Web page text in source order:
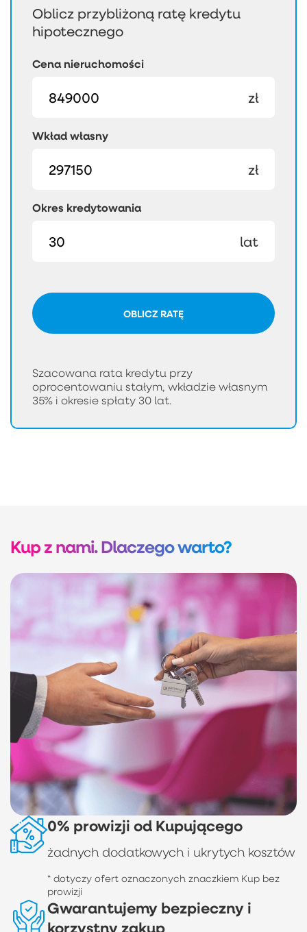
Oblicz przybliżoną ratę kredytu
hipotecznego
Cena nieruchomości
zł
Wkład własny
zł
Okres kredytowania
lat
OBLICZ RATĘ
Szacowana rata kredytu przy
oprocentowaniu stałym, wkładzie własnym
35% i okresie spłaty 30 lat.
Kup z nami. Dlaczego warto?
0% prowizji od Kupującego
żadnych dodatkowych i ukrytych kosztów
* dotyczy ofert oznaczonych znaczkiem Kup bez
prowizji
Gwarantujemy bezpieczny i
korzystny zakup